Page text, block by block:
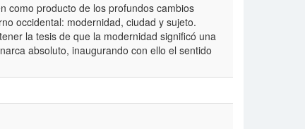
como producto de los profundos cambios
occidental: modernidad, ciudad y sujeto.
la tesis de que la modernidad significó una
absoluto, inaugurando con ello el sentido